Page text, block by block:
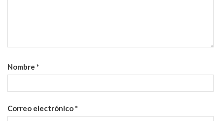
Nombre *
Correo electrónico*